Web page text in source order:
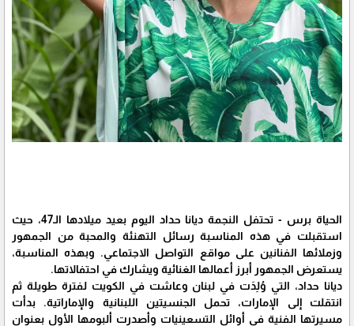
الحياة برس - تحتفل النجمة ديانا حداد اليوم بعيد ميلادها الـ47، حيث
استقبلت في هذه المناسبة رسائل التهنئة والمحبة من الجمهور
وزملائها الفنانين على مواقع التواصل الاجتماعي. وبهذه المناسبة،
يستعرض الجمهور أبرز أعمالها الغنائية ويشارك في احتفالاتها.
ديانا حداد، التي وُلِدَت في لبنان وعاشت في الكويت لفترة طويلة ثم
انتقلت إلى الإمارات، تحمل الجنسيتين اللبنانية والإماراتية. بدأت
مسيرتها الفنية في أوائل التسعينيات وأصدرت ألبومها الأول بعنوان